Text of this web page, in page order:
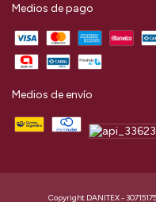
Medios de pago
Medios de envío
Copyright DANITEX -